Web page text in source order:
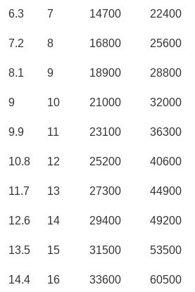
6.3 7 14700 22400
7.2 8 16800 25600
8.1 9 18900 28800
9 10 21000 32000
9.9 11 23100 36300
10.8 12 25200 40600
11.7 13 27300 44900
12.6 14 29400 49200
13.5 15 31500 53500
14.4 16 33600 60500